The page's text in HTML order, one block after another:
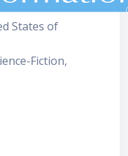
States of
Fiction,